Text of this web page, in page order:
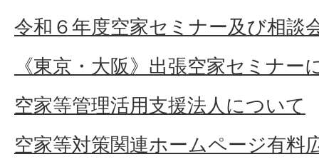
令和６年度空家セミナー及び相談
《東京・大阪》出張空家セミナー
空家等管理活用支援法人について
空家等対策関連ホームページ有料